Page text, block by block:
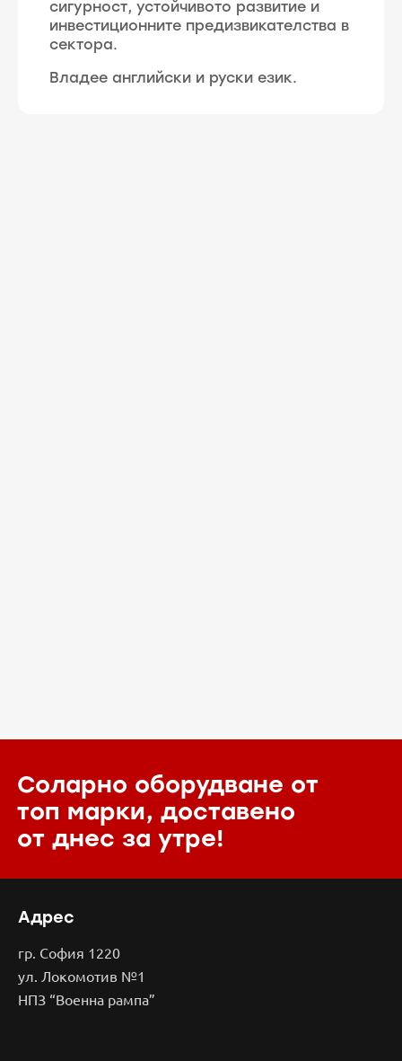
сигурност, устойчивото развитие и
инвестиционните предизвикателства в
сектора.
Владее английски и руски език.
Соларно оборудване от
топ марки, доставено
от днес за утре!
Адрес
гр. София 1220
ул. Локомотив №1
НПЗ “Военна рампа”